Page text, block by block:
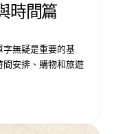
時間篇
字無疑是重要的基
安排、購物和旅遊